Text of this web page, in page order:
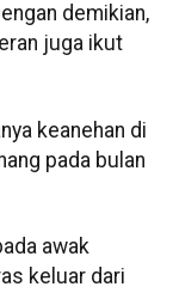
demikian,
juga ikut
keanehan di
pada bulan
awak
keluar dari